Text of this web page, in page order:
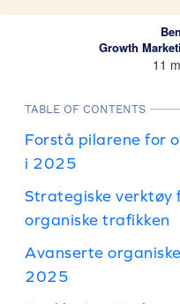
Growth
11
TABLE OF CONTENTS
Forstå pilarene for
i 2025
Strategiske verktøy
organiske trafikken
Avanserte
2025